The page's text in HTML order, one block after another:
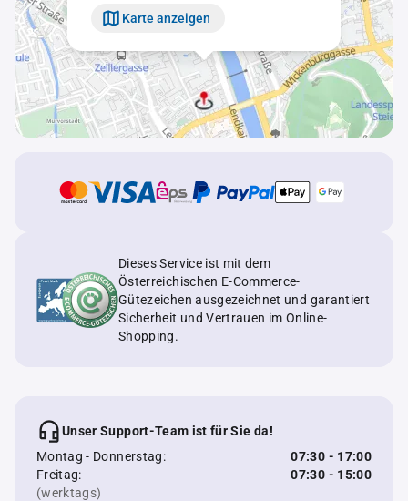
Karte anzeigen
Dieses Service ist mit dem
Österreichischen E-Commerce-
Gütezeichen ausgezeichnet und garantiert
Sicherheit und Vertrauen im Online-
Shopping.
Unser Support-Team ist für Sie da!
Montag - Donnerstag:
07:30 - 17:00
Freitag:
07:30 - 15:00
(werktags)